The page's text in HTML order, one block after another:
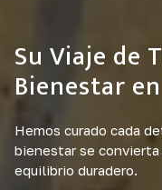
Su Viaje de
Bienestar
Hemos curado cada
bienestar se convierta
equilibrio duradero.